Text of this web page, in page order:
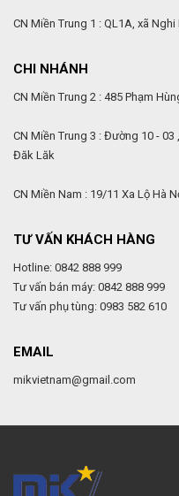
CN Miền Trung 1 : QL1A, xã
CHI NHÁNH
CN Miền Trung 2 : 485 Phạm
CN Miền Trung 3 : Đường 10 - 03
Đăk Lăk
CN Miền Nam : 19/11 Xa Lộ Hà
TƯ VẤN KHÁCH HÀNG
Hotline: 0842 888 999
Tư vấn bán máy: 0842 888 999
Tư vấn phụ tùng: 0983 582 610
EMAIL
mikvietnam@gmail.com